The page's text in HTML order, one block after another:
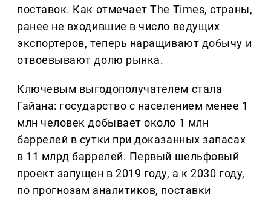
поставок. Как отмечает The Times, страны,
ранее не входившие в число ведущих
экспортеров, теперь наращивают добычу и
отвоевывают долю рынка.
Ключевым выгодополучателем стала
Гайана: государство с населением менее 1
млн человек добывает около 1 млн
баррелей в сутки при доказанных запасах
в 11 млрд баррелей. Первый шельфовый
проект запущен в 2019 году, а к 2030 году,
по прогнозам аналитиков, поставки